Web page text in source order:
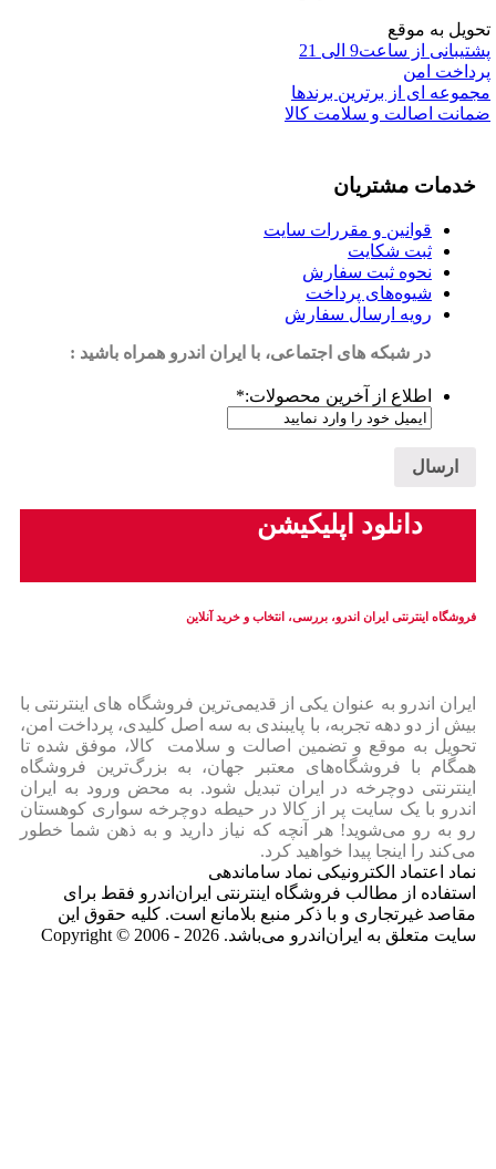
تحویل به موقع
پشتیبانی از ساعت9 الی 21
پرداخت امن
مجموعه ای از برترین برندها
ضمانت اصالت و سلامت کالا
خدمات مشتریان
قوانین و مقررات سایت
ثبت شکایت
نحوه ثبت سفارش
شیوه‌های پرداخت
رویه ارسال سفارش
در شبکه های اجتماعی، با ایران اندرو همراه باشید :
اطلاع از آخرین محصولات:*
دانلود اپلیکیشن
فروشگاه اینترنتی ایران‌ اندرو، بررسی، انتخاب و خرید آنلاین
ایران‌ اندرو به عنوان یکی از قدیمی‌ترین فروشگاه های اینترنتی با
بیش از دو دهه تجربه، با پایبندی به سه اصل کلیدی، پرداخت امن،
تحویل به موقع و تضمین اصالت و سلامت کالا، موفق شده تا
همگام با فروشگاه‌های معتبر جهان، به بزرگ‌ترین فروشگاه
اینترنتی دوچرخه در ایران تبدیل شود. به محض ورود به ایران‌
اندرو با یک سایت پر از کالا در حیطه دوچرخه سواری کوهستان
رو به رو می‌شوید! هر آنچه که نیاز دارید و به ذهن شما خطور
می‌کند را اینجا پیدا خواهید کرد.
نماد اعتماد الکترونیکی نماد ساماندهی
استفاده از مطالب فروشگاه اینترنتی ایران‌اندرو فقط برای
مقاصد غیرتجاری و با ذکر منبع بلامانع است. کلیه حقوق این
سایت متعلق به ایران‌اندرو می‌باشد. Copyright © 2006 - 2026